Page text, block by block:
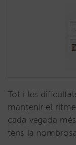
Tot i les
mantenir el
cada vegada
tens la